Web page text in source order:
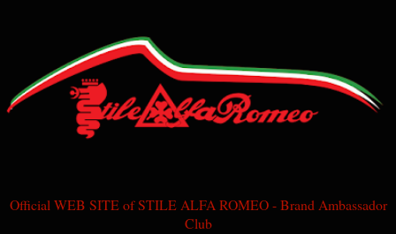
Official WEB SITE of STILE ALFA ROMEO - Brand Ambassador
Club